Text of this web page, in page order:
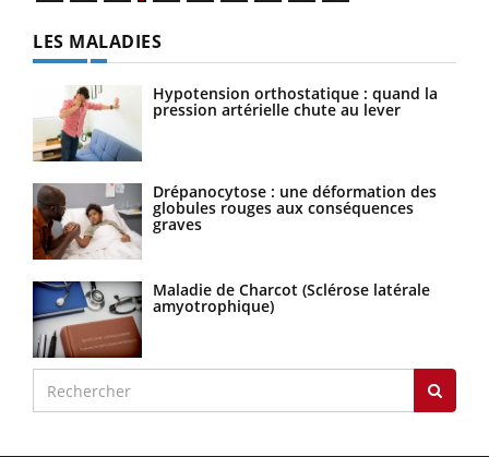
LES MALADIES
Hypotension orthostatique : quand la
pression artérielle chute au lever
Drépanocytose : une déformation des
globules rouges aux conséquences
graves
Maladie de Charcot (Sclérose latérale
amyotrophique)